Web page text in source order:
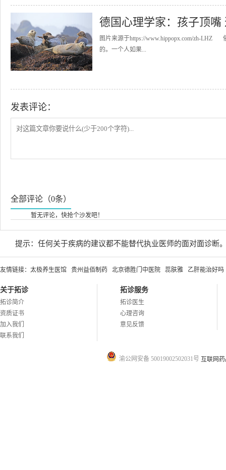
德国心理学家：孩子顶嘴
图片来源于https://www.hippopx.com/zh-LHZ
的。一个人如果...
发表评论：
全部评论（0条）
暂无评论，快抢个沙发吧！
提示：任何关于疾病的建议都不能替代执业医师的面对面诊断
友情链接： 太极养生医馆 贵州益佰制药 北京德胜门中医院 蕊肤雅 乙肝能治好吗
关于拓诊
拓诊简介
资质证书
加入我们
联系我们
拓诊服务
拓诊医生
心理咨询
意见反馈
渝公网安备 50019002502031号 互联网